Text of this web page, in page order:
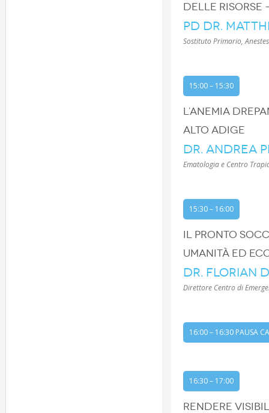
DELLE RISORSE
PD DR.
Sostituto Primario,
15:00 – 15:30
L’ANEMIA
ALTO ADIGE
DR. ANDREA
Ematologia e Centro
15:30 – 16:00
IL PRONTO
UMANITÀ ED
DR. FLORIAN
Direttore Centro di
16:00 – 16:30 PAUSA
16:30 – 17:00
RENDERE